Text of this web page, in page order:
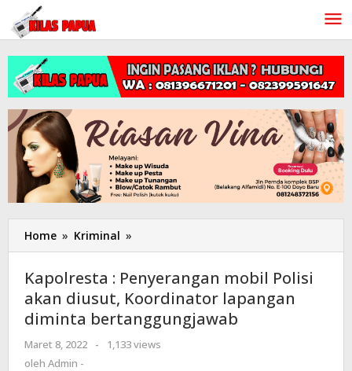
Lewati
konten
Home » Kriminal »
:
mobil
Polisi
akan
Koordinator
Kapolresta : Penyerangan mobil Polisi
akan diusut, Koordinator lapangan
diminta bertanggungjawab
Maret 8, 2022
oleh
-
1,133 views
oleh Admin -